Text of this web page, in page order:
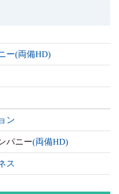
ー(両備HD)
ン
パニー(両備HD)
ス